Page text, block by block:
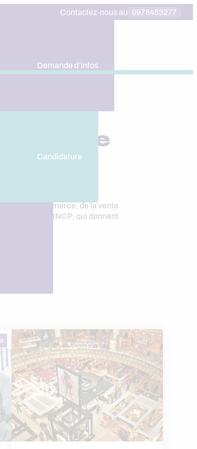
Contactez-nous au 0978453277
Demande d’infos
Candidature
Vente
du commerce, de la vente
inscrites au RNCP, qui donnent